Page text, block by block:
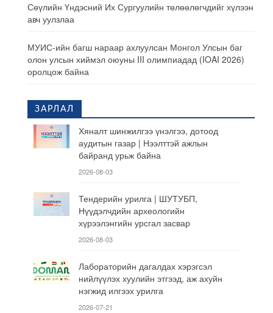
Сөүлийн Үндэсний Их Сургуулийн төлөөлөгчдийг хүлээн
авч уулзлаа
МУИС-ийн багш нараар ахлуулсан Монгол Улсын баг
олон улсын хиймэл оюуны III олимпиадад (IOAI 2026)
оролцож байна
ЗАРЛАЛ
Хяналт шинжилгээ үнэлгээ, дотоод
аудитын газар | Нээлттэй ажлын
байранд урьж байна
2026-08-03
Тендерийн урилга | ШУТУБП,
Нүүдэлчдийн археологийн
хүрээлэнгийн урсгал засвар
2026-08-03
Лабораторийн дагалдах хэрэгсэл
нийлүүлэх хуулийн этгээд, аж ахуйн
нэгжид илгээх урилга
2026-07-21